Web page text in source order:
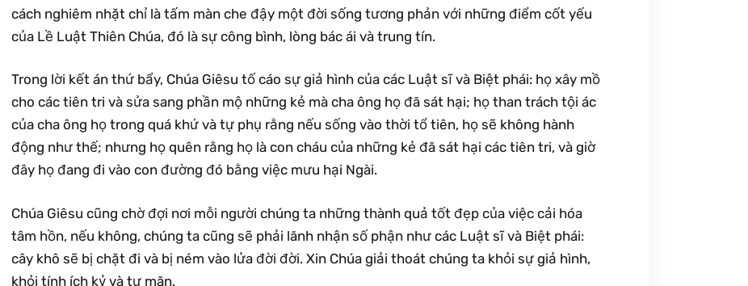
cách nghiêm nhặt chỉ là tấm màn che đậy một đời sống tương phản với những điểm cốt yếu
của Lề Luật Thiên Chúa, đó là sự công bình, lòng bác ái và trung tín.
Trong lời kết án thứ bẩy, Chúa Giêsu tố cáo sự giả hình của các Luật sĩ và Biệt phái: họ xây mồ
cho các tiên tri và sửa sang phần mộ những kẻ mà cha ông họ đã sát hại; họ than trách tội ác
của cha ông họ trong quá khứ và tự phụ rằng nếu sống vào thời tổ tiên, họ sẽ không hành
động như thế; nhưng họ quên rằng họ là con cháu của những kẻ đã sát hại các tiên tri, và giờ
đây họ đang đi vào con đường đó bằng việc mưu hại Ngài.
Chúa Giêsu cũng chờ đợi nơi mỗi người chúng ta những thành quả tốt đẹp của việc cải hóa
tâm hồn, nếu không, chúng ta cũng sẽ phải lãnh nhận số phận như các Luật sĩ và Biệt phái:
cây khô sẽ bị chặt đi và bị ném vào lửa đời đời. Xin Chúa giải thoát chúng ta khỏi sự giả hình,
khỏi tính ích kỷ và tự mãn.